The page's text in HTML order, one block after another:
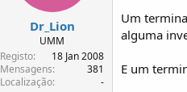
e
T
ó
n
í
c
i
Dr_Lion
UMM
Registo
18 Jan 2008
Mensagens
381
Localização
-
Um
alguma
E um